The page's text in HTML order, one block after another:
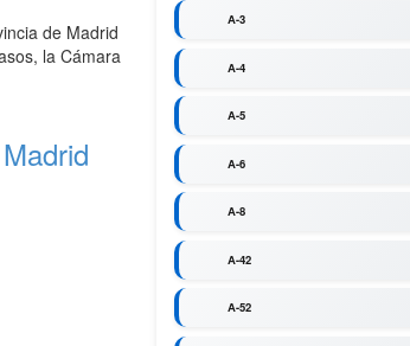
de Madrid
la Cámara
A-3
A-4
A-5
A-6
A-8
A-42
A-52